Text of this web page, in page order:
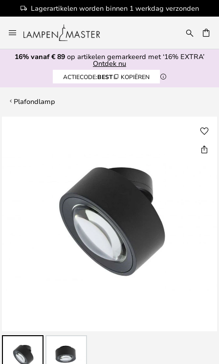
Lagerartikelen worden binnen 1 werkdag verzonden
naar
de
inhoud
16% vanaf € 89 op artikelen gemarkeerd met ‘16% EXTRA’
Ontdek nu
ACTIECODE:BEST KOPIËREN
Plafondlamp